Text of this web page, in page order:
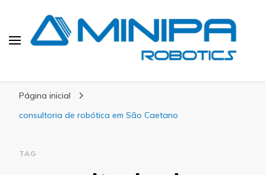
Página inicial
consultoria de robótica em São Caetano
TAG